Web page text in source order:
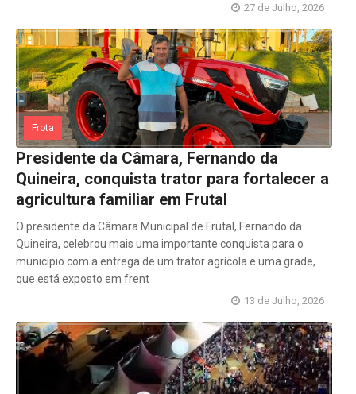
27 de Julho, 2026
Frota
Presidente da Câmara, Fernando da
Quineira, conquista trator para fortalecer a
agricultura familiar em Frutal
O presidente da Câmara Municipal de Frutal, Fernando da
Quineira, celebrou mais uma importante conquista para o
município com a entrega de um trator agrícola e uma grade,
que está exposto em frent
13 de Julho, 2026